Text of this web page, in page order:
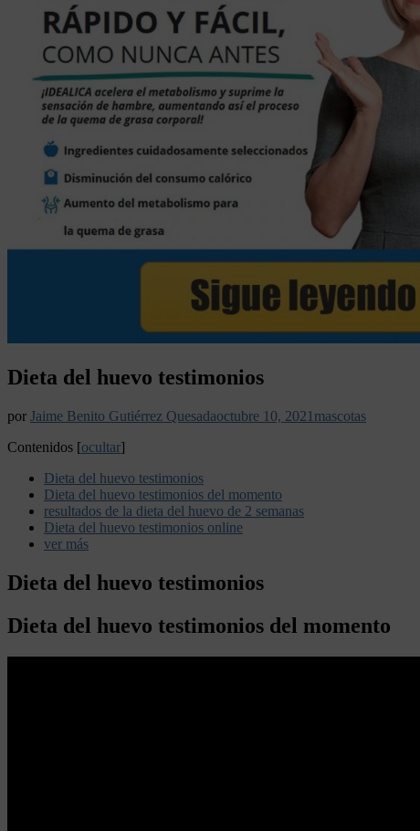
Dieta del huevo testimonios
por Jaime Benito Gutiérrez Quesadaoctubre 10, 2021 mascotas
Contenidos [ocultar]
Dieta del huevo testimonios
Dieta del huevo testimonios del momento
resultados de la dieta del huevo de 2 semanas
Dieta del huevo testimonios online
ver más
Dieta del huevo testimonios
Dieta del huevo testimonios del momento